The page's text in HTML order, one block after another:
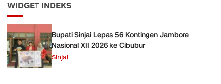
WIDGET INDEKS
Bupati Sinjai Lepas 56 Kontingen Jambore
Nasional XII 2026 ke Cibubur
Sinjai